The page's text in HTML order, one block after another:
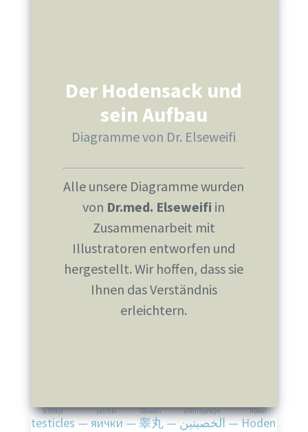
Der Hodensack und
sein Aufbau
Diagramme von Dr. Elseweifi
Alle unsere Diagramme wurden
von Dr.med. Elseweifi in
Zusammenarbeit mit
Illustratoren entworfen und
hergestellt. Wir hoffen, dass sie
Ihnen das Verständnis
erleichtern.
testicles
tɛstikyl
—яички
yaichki
—睾丸
Gāowán
—الخصيتين
alkhisyatayn
—Hoden
Hóden